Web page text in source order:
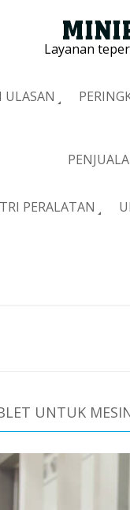
Layanan
ULASAN
PERALATAN
UNTUK